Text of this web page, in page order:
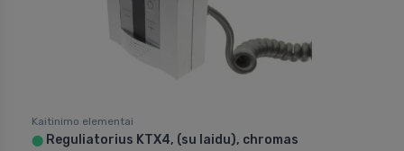
Kaitinimo elementai
⬤ Reguliatorius KTX4, (su laidu), chromas